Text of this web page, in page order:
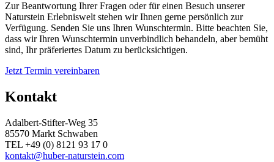
Zur Beantwortung Ihrer Fragen oder für einen Besuch unserer
Naturstein Erlebniswelt stehen wir Ihnen gerne persönlich zur
Verfügung. Senden Sie uns Ihren Wunschtermin. Bitte beachten Sie,
dass wir Ihren Wunschtermin unverbindlich behandeln, aber bemüht
sind, Ihr präferiertes Datum zu berücksichtigen.
Jetzt Termin vereinbaren
Kontakt
Adalbert-Stifter-Weg 35
85570 Markt Schwaben
TEL +49 (0) 8121 93 17 0
kontakt@huber-naturstein.com